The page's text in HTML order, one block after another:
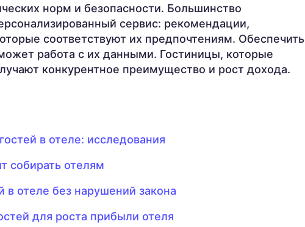
норм и безопасности. Большинство
сервис: рекомендации,
соответствуют их предпочтениям. Обеспечить
работа с их данными. Гостиницы, которые
конкурентное преимущество и рост дохода.
в отеле: исследования
собирать отелям
в отеле без нарушений закона
для роста прибыли отеля